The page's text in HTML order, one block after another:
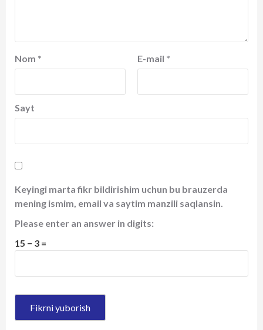
Nom * E-mail *
Sayt
Keyingi marta fikr bildirishim uchun bu brauzerda
mening ismim, email va saytim manzili saqlansin.
Please enter an answer in digits:
15 − 3 =